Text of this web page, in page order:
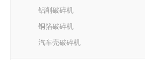
铝削破碎机
铜箔破碎机
汽车壳破碎机